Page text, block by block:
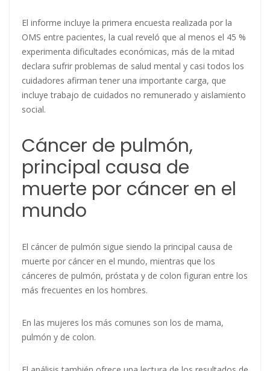
El informe incluye la primera encuesta realizada por la
OMS entre pacientes, la cual reveló que al menos el 45 %
experimenta dificultades económicas, más de la mitad
declara sufrir problemas de salud mental y casi todos los
cuidadores afirman tener una importante carga, que
incluye trabajo de cuidados no remunerado y aislamiento
social.
Cáncer de pulmón,
principal causa de
muerte por cáncer en el
mundo
El cáncer de pulmón sigue siendo la principal causa de
muerte por cáncer en el mundo, mientras que los
cánceres de pulmón, próstata y de colon figuran entre los
más frecuentes en los hombres.
En las mujeres los más comunes son los de mama,
pulmón y de colon.